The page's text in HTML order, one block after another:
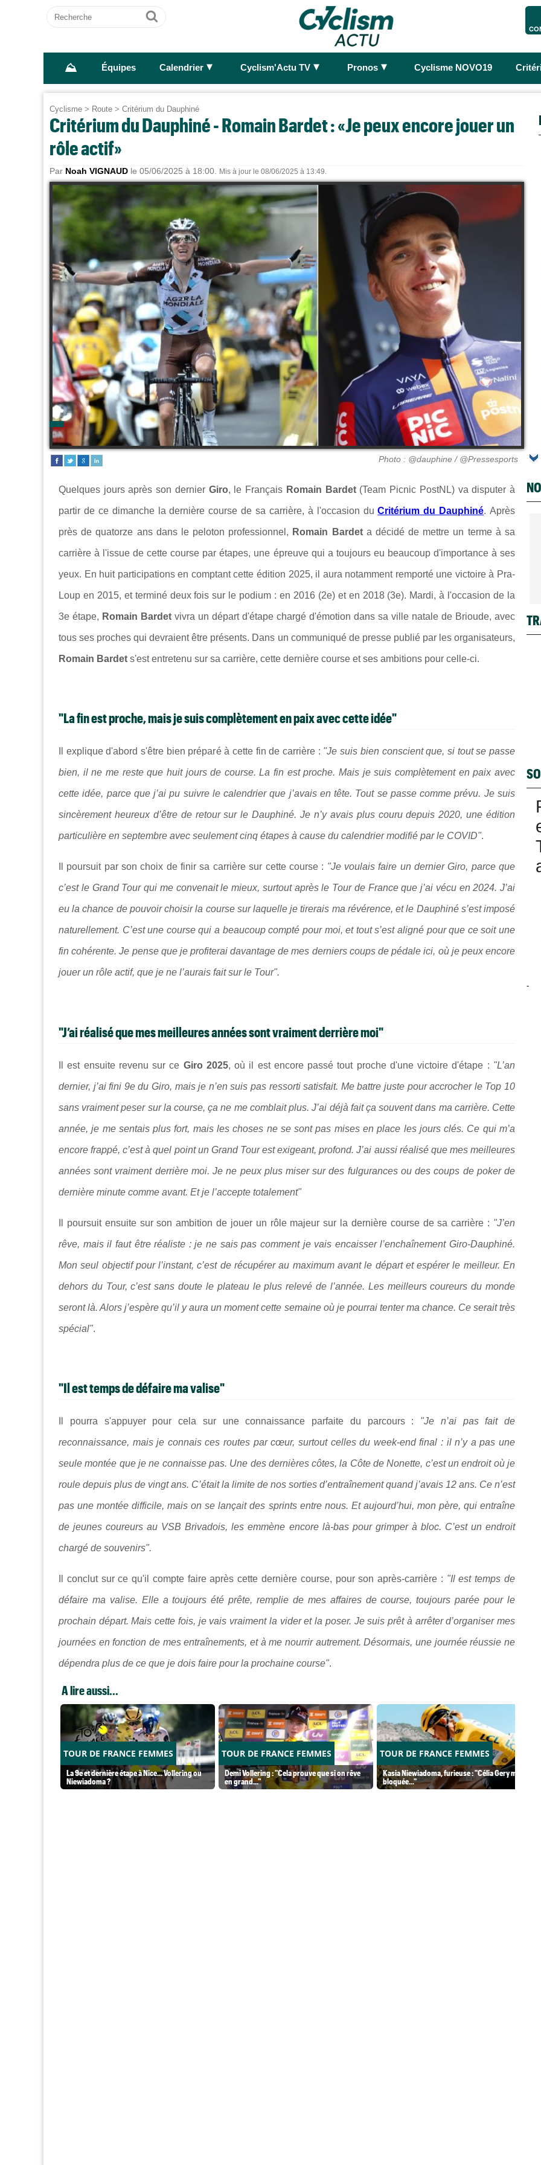
Recherche
Ok
⛰ Équipes Calendrier ► Cyclism'Actu TV ► Pronos ► Cyclisme NOVO19
Cyclisme > Route > Critérium du Dauphiné
Critérium du Dauphiné - Romain Bardet : «Je peux encore jouer un
rôle actif»
Par Noah VIGNAUD le 05/06/2025 à 18:00. Mis à jour le 08/06/2025 à 13:49.
Photo : @dauphine / @Pressesports
Quelques jours après son dernier Giro, le Français Romain Bardet(Team Picnic PostNL) va disputer à
partir de ce dimanche la dernière course de sa carrière, à l'occasion duCritérium du Dauphiné. Après
près de quatorze ans dans le peloton professionnel, Romain Bardeta décidé de mettre un terme à sa
carrière à l'issue de cette course par étapes, une épreuve qui a toujours eu beaucoup d'importance à ses
yeux. En huit participations en comptant cette édition 2025, il aura notamment remporté une victoire à Pra-
Loup en 2015, et terminé deux fois sur le podium : en 2016 (2e) et en 2018 (3e). Mardi, à l'occasion de la
3e étape, Romain Bardet vivra un départ d'étape chargé d'émotion dans sa ville natale de Brioude, avec
tous ses proches qui devraient être présents. Dans un communiqué de presse publié par les organisateurs,
Romain Bardet s'est entretenu sur sa carrière, cette dernière course et ses ambitions pour celle-ci.
"La fin est proche, mais je suis complètement en paix avec cette idée"
Il explique d'abord s'être bien préparé à cette fin de carrière : "Je suis bien conscient que, si tout se passe
bien, il ne me reste que huit jours de course. La fin est proche. Mais je suis complètement en paix avec
cette idée, parce que j’ai pu suivre le calendrier que j’avais en tête. Tout se passe comme prévu. Je suis
sincèrement heureux d’être de retour sur le Dauphiné. Je n’y avais plus couru depuis 2020, une édition
particulière en septembre avec seulement cinq étapes à cause du calendrier modifié par le COVID".
Il poursuit par son choix de finir sa carrière sur cette course : "Je voulais faire un dernier Giro, parce que
c’est le Grand Tour qui me convenait le mieux, surtout après le Tour de France que j’ai vécu en 2024. J’ai
eu la chance de pouvoir choisir la course sur laquelle je tirerais ma révérence, et le Dauphiné s’est imposé
naturellement. C’est une course qui a beaucoup compté pour moi, et tout s’est aligné pour que ce soit une
fin cohérente. Je pense que je profiterai davantage de mes derniers coups de pédale ici, où je peux encore
jouer un rôle actif, que je ne l’aurais fait sur le Tour".
"J’ai réalisé que mes meilleures années sont vraiment derrière moi"
Il est ensuite revenu sur ce Giro 2025, où il est encore passé tout proche d'une victoire d'étape : "L’an
dernier, j’ai fini 9e du Giro, mais je n’en suis pas ressorti satisfait. Me battre juste pour accrocher le Top 10
sans vraiment peser sur la course, ça ne me comblait plus. J’ai déjà fait ça souvent dans ma carrière. Cette
année, je me sentais plus fort, mais les choses ne se sont pas mises en place les jours clés. Ce qui m’a
encore frappé, c’est à quel point un Grand Tour est exigeant, profond. J’ai aussi réalisé que mes meilleures
années sont vraiment derrière moi. Je ne peux plus miser sur des fulgurances ou des coups de poker de
dernière minute comme avant. Et je l’accepte totalement"
Il poursuit ensuite sur son ambition de jouer un rôle majeur sur la dernière course de sa carrière : "J’en
rêve, mais il faut être réaliste : je ne sais pas comment je vais encaisser l’enchaînement Giro-Dauphiné.
Mon seul objectif pour l’instant, c’est de récupérer au maximum avant le départ et espérer le meilleur. En
dehors du Tour, c’est sans doute le plateau le plus relevé de l’année. Les meilleurs coureurs du monde
seront là. Alors j’espère qu’il y aura un moment cette semaine où je pourrai tenter ma chance. Ce serait très
spécial".
"Il est temps de défaire ma valise"
Il pourra s'appuyer pour cela sur une connaissance parfaite du parcours : "Je n’ai pas fait de
reconnaissance, mais je connais ces routes par cœur, surtout celles du week-end final : il n’y a pas une
seule montée que je ne connaisse pas. Une des dernières côtes, la Côte de Nonette, c’est un endroit où je
roule depuis plus de vingt ans. C’était la limite de nos sorties d’entraînement quand j’avais 12 ans. Ce n’est
pas une montée difficile, mais on se lançait des sprints entre nous. Et aujourd’hui, mon père, qui entraîne
de jeunes coureurs au VSB Brivadois, les emmène encore là-bas pour grimper à bloc. C’est un endroit
chargé de souvenirs".
Il conclut sur ce qu'il compte faire après cette dernière course, pour son après-carrière : "Il est temps de
défaire ma valise. Elle a toujours été prête, remplie de mes affaires de course, toujours parée pour le
prochain départ. Mais cette fois, je vais vraiment la vider et la poser. Je suis prêt à arrêter d’organiser mes
journées en fonction de mes entraînements, et à me nourrir autrement. Désormais, une journée réussie ne
dépendra plus de ce que je dois faire pour la prochaine course".
A lire aussi...
TOUR DE FRANCE FEMMES
La 9e et dernière étape à Nice... Vollering ou
Niewiadoma ?
TOUR DE FRANCE FEMMES
Demi Vollering : "Cela prouve que si on rêve
en grand..."
TOUR DE FRANCE FEMMES
Kasia Niewiadoma, furieuse : "Célia Gery m'a
bloquée..."
-